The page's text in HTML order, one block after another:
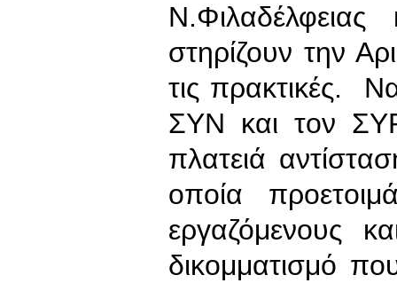
στηρίζουν την
τις πρακτικές.
ΣΥΝ και τον
πλατειά
οποία
εργαζόμενους
δικομματισμό